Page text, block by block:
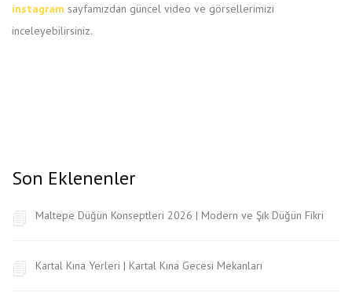
instagram sayfamızdan güncel video ve görsellerimizi
inceleyebilirsiniz.
Son Eklenenler
Maltepe Düğün Konseptleri 2026 | Modern ve Şık Düğün Fikri
Kartal Kına Yerleri | Kartal Kına Gecesi Mekanları